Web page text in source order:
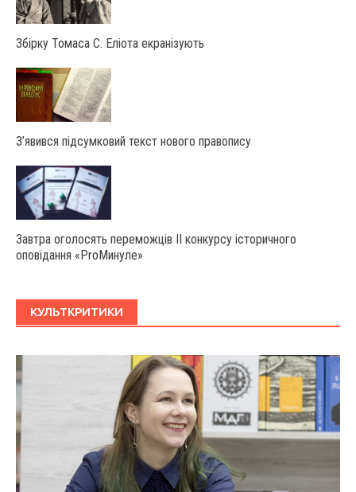
Збірку Томаса С. Еліота екранізують
З’явився підсумковий текст нового правопису
Завтра оголосять переможців ІІ конкурсу історичного
оповідання «ProМинуле»
КУЛЬТКРИТИКИ